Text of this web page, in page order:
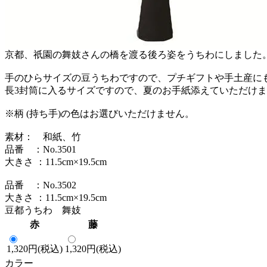
京都、祇園の舞妓さんの橋を渡る後ろ姿をうちわにしました。
手のひらサイズの豆うちわですので、プチギフトや手土産に
長3封筒に入るサイズですので、夏のお手紙添えていただけま
※柄 (持ち手)の色はお選びいただけません。
素材： 和紙、竹
品番 ：No.3501
大きさ ：11.5cm×19.5cm
品番 ：No.3502
大きさ ：11.5cm×19.5cm
豆都うちわ 舞妓
赤
藤
1,320円(税込) 1,320円(税込)
カラー